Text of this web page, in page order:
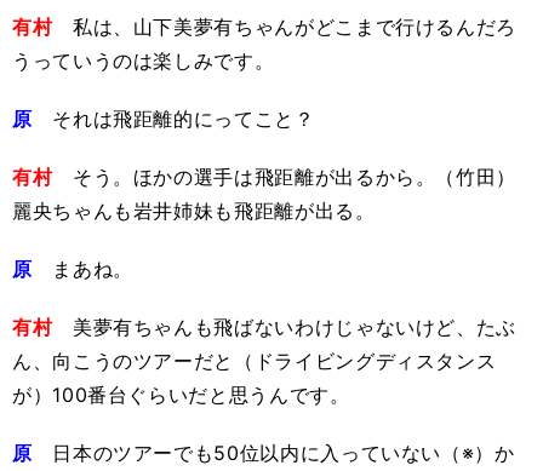
有村私は、山下美夢有ちゃんがどこまで行けるんだろ
うっていうのは楽しみです。
原 それは飛距離的にってこと？
有村そう。ほかの選手は飛距離が出るから。（竹田）
麗央ちゃんも岩井姉妹も飛距離が出る。
原 まあね。
有村美夢有ちゃんも飛ばないわけじゃないけど、たぶ
ん、向こうのツアーだと（ドライビングディスタンス
が）100番台ぐらいだと思うんです。
原 日本のツアーでも50位以内に入っていない（※）か